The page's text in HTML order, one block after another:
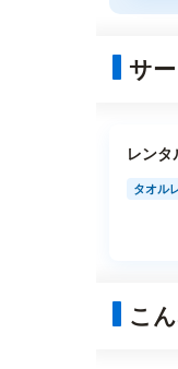
サ
レンタ
タオル
こ